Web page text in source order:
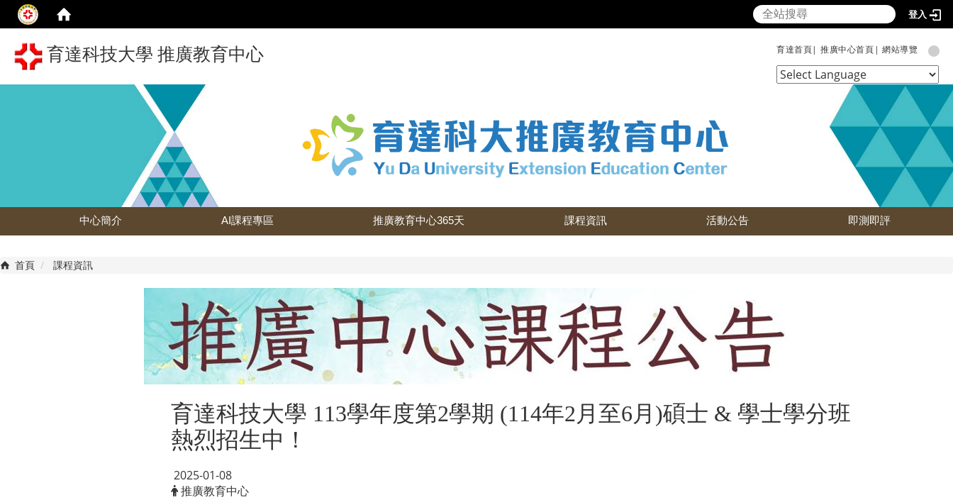
登入
育達科技大學 推廣教育中心 育達首頁| 推廣中心首頁| 網站導覽
Translate
中心簡介 AI課程專區 推廣教育中心365天 課程資訊 活動公告 即測即評
首頁 課程資訊
育達科技大學 113學年度第2學期 (114年2月至6月)碩士 & 學士學分班
熱烈招生中！
2025-01-08
推廣教育中心